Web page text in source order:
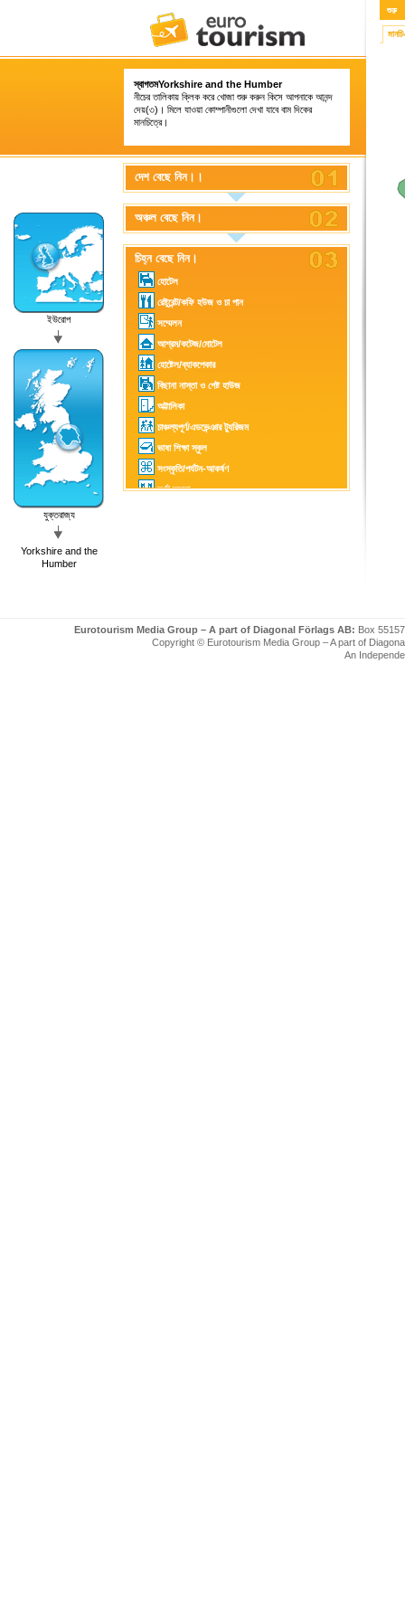
স্বাগতমYorkshire and the Humber
নীচের তালিকায় ক্লিক করে খোজা শুরু করুন কিসে আপনাকে আনন্দ
দেয়(৩)। মিলে যাওয়া কোম্পানীগুলো দেখা যাবে বাম দিকের
মানচিত্রে।
ইউরোপ
যুক্তরাজ্য
Yorkshire and the
Humber
দেশ বেছে নিন।।
অঞ্চল বেছে নিন।
চিহ্ন বেছে নিন।
হোটেল
রেষ্টুরেন্ট/কফি হউজ ও চা পান
সম্মেলন
আশ্রম/কটেজ/মোটেল
হোষ্টেল/ব্যাকপেকার
বিছানা নাস্তা ও গেষ্ট হাউজ
অট্টালিকা
চাঞ্চল্যপূর্ণ/এডভেন্ঞার ট্যুরিজম
ভাষা শিক্ষা স্কুল
সংস্কৃতি/পর্যটন-আকর্ষণ
দুর্গ/কেল্লা
শুরু
Eurotourism Media Group – A part of Diagonal Förlags AB: Box
Copyright © Eurotourism Media Group – A part of
An